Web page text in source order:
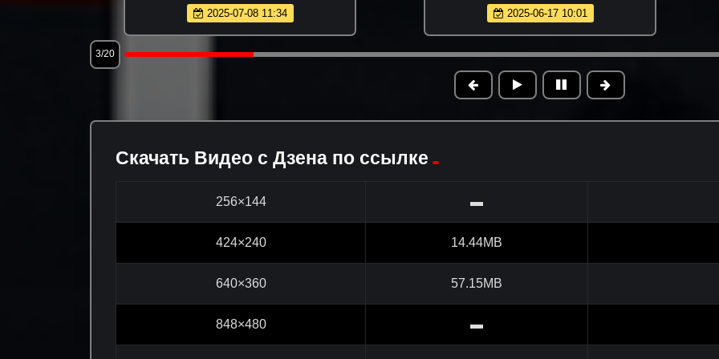
2025-07-08 11:34 2025-06-17 10:01
3/20
Скачать Видео с Дзена по ссылке
256×144 ▬
424×240 14.44MB
640×360 57.15MB
848×480 ▬